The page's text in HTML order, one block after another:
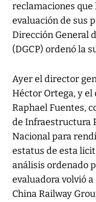
reclamaciones que
evaluación de sus
Dirección General
(DGCP) ordenó la
Ayer el director
Héctor Ortega, y el
Raphael Fuentes,
de Infraestructura
Nacional para
estatus de esta
análisis ordenado
evaluadora volvió
China Railway